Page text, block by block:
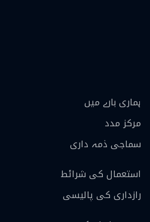
ہماری بارے ميں
مرکز مدد
سماجی ذمہ داری
استعمال کی شرائط
رازداری کی پالیسی